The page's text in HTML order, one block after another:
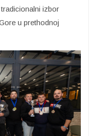
izbor
u prethodnoj